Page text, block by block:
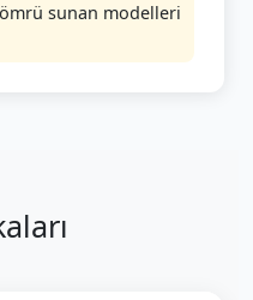
sunan modelleri